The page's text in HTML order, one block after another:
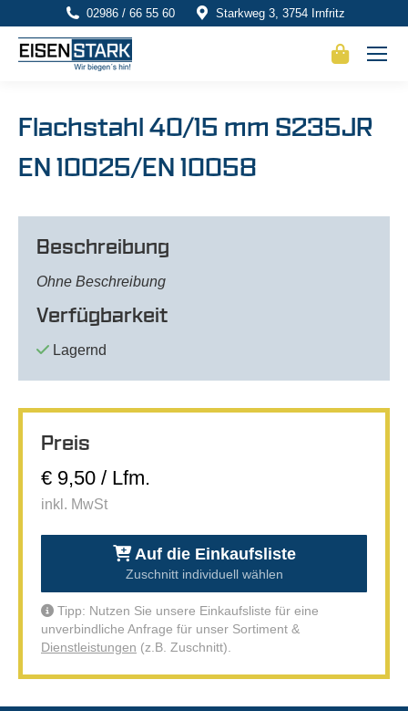
02986 / 66 55 60 Starkweg 3, 3754 Irnfritz
Flachstahl 40/15 mm S235JR
EN 10025/EN 10058
Beschreibung
Ohne Beschreibung
Verfügbarkeit
Lagernd
Preis
€ 9,50 / Lfm.
inkl. MwSt
Auf die Einkaufsliste
Zuschnitt individuell wählen
Tipp: Nutzen Sie unsere Einkaufsliste für eine
unverbindliche Anfrage für unser Sortiment &
Dienstleistungen (z.B. Zuschnitt).